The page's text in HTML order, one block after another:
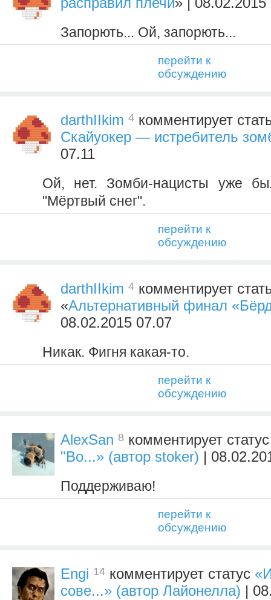
Запорють... Ой, запорють...
перейти к
обсуждению
darthIIkim 4 комментирует
Скайуокер — истребитель
07.11
Ой, нет. Зомби-нацисты уже
"Мёртвый снег".
перейти к
обсуждению
darthIIkim 4 комментирует
«Альтернативный финал
08.02.2015 07.07
Никак. Фигня какая-то.
перейти к
обсуждению
AlexSan 8 комментирует
"Во...» (автор stoker) |
Поддерживаю!
перейти к
обсуждению
Engi 14 комментирует статус
сове...» (автор Лайонелла) |